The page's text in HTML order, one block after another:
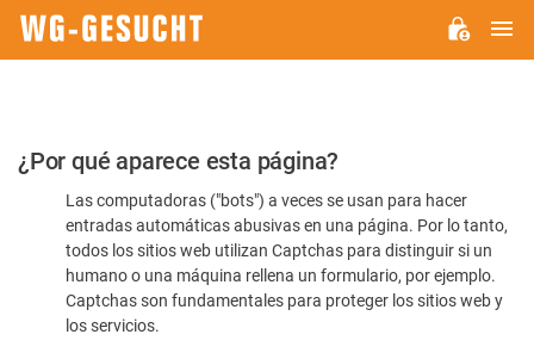
Por
favor,
confirme
humano
¿Por qué aparece esta página?
Las computadoras ("bots") a veces se usan para hacer
entradas automáticas abusivas en una página. Por lo tanto,
todos los sitios web utilizan Captchas para distinguir si un
humano o una máquina rellena un formulario, por ejemplo.
Captchas son fundamentales para proteger los sitios web y
los servicios.